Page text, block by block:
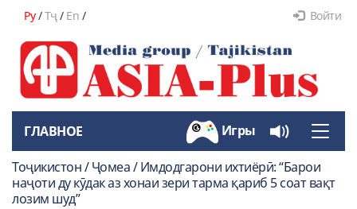
Ру/Тҷ/ En / Войти
Toggle
ГЛАВНОЕ Игры
Тоҷикистон / Ҷомеа / Имдодгарони ихтиёрӣ: “Барои
наҷоти ду кӯдак аз хонаи зери тарма қариб 5 соат вақт
лозим шуд”